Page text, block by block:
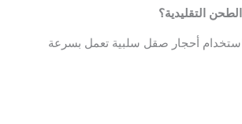
أحجار صقل سلبية تعمل بسرعة